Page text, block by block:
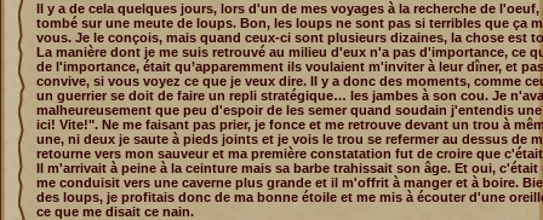
Il y a de cela quelques jours, lors d'un de mes voyages à la recherche de l'oeuf,
tombé sur une meute de loups. Bon, les loups ne sont pas si terribles que ça
vous. Je le conçois, mais quand ceux-ci sont plusieurs dizaines, la chose est
La manière dont je me suis retrouvé au milieu d'eux n'a pas d'importance, ce
de l'importance, était qu’apparemment ils voulaient m'inviter à leur dîner, et
convive, si vous voyez ce que je veux dire. Il y a donc des moments, comme
un guerrier se doit de faire un repli stratégique… les jambes à son cou. Je
malheureusement que peu d'espoir de les semer quand soudain j'entendis
ici! Vite!". Ne me faisant pas prier, je fonce et me retrouve devant un trou à
une, ni deux je saute à pieds joints et je vois le trou se refermer au dessus de
retourne vers mon sauveur et ma première constatation fut de croire que
Il m'arrivait à peine à la ceinture mais sa barbe trahissait son âge. Et oui, c'était
me conduisit vers une caverne plus grande et il m'offrit à manger et à boire.
des loups, je profitais donc de ma bonne étoile et me mis à écouter d'une
ce que me disait ce nain.